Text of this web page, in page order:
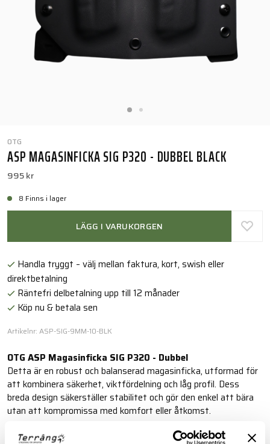
OTG
ASP MAGASINFICKA SIG P320 - DUBBEL BLACK
995 kr
8 Finns i lager
LÄGG I VARUKORGEN
Handla tryggt – välj mellan faktura, kort, swish eller
direktbetalning
Räntefri delbetalning upp till 12 månader
Köp nu & betala sen
Artikelnr: ASP-SIG-9MM-10-BLK
OTG ASP Magasinficka SIG P320 - Dubbel
Detta är en robust och balanserad magasinficka, utformad för
att kombinera säkerhet, viktfördelning och låg profil. Dess
breda design säkerställer stabilitet och gör den enkel att bära
utan att kompromissa med komfort eller åtkomst.
Läs mer